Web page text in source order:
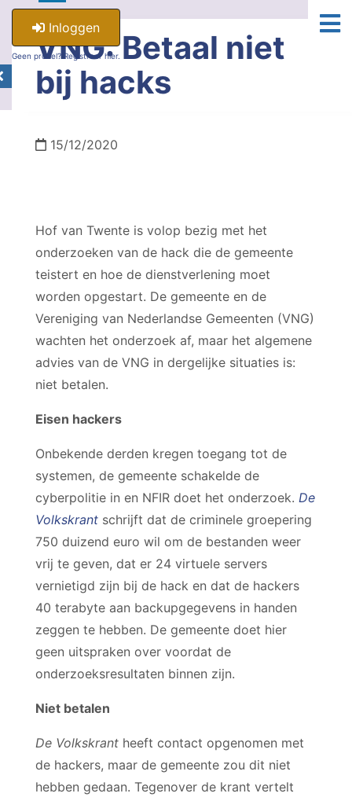
Inloggen
Geen profiel? Registreer hier.
VNG: Betaal niet
bij hacks
15/12/2020
Hof van Twente is volop bezig met het
onderzoeken van de hack die de gemeente
teistert en hoe de dienstverlening moet
worden opgestart. De gemeente en de
Vereniging van Nederlandse Gemeenten (VNG)
wachten het onderzoek af, maar het algemene
advies van de VNG in dergelijke situaties is:
niet betalen.
Eisen hackers
Onbekende derden kregen toegang tot de
systemen, de gemeente schakelde de
cyberpolitie in en NFIR doet het onderzoek. De
Volkskrant schrijft dat de criminele groepering
750 duizend euro wil om de bestanden weer
vrij te geven, dat er 24 virtuele servers
vernietigd zijn bij de hack en dat de hackers
40 terabyte aan backupgegevens in handen
zeggen te hebben. De gemeente doet hier
geen uitspraken over voordat de
onderzoeksresultaten binnen zijn.
Niet betalen
De Volkskrant heeft contact opgenomen met
de hackers, maar de gemeente zou dit niet
hebben gedaan. Tegenover de krant vertelt